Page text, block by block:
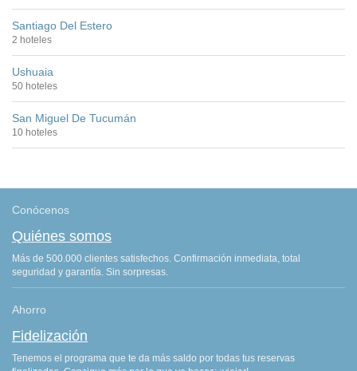
Santiago Del Estero
2 hoteles
Ushuaia
50 hoteles
San Miguel De Tucumán
10 hoteles
Conócenos
Quiénes somos
Más de 500.000 clientes satisfechos. Confirmación inmediata, total
seguridad y garantía. Sin sorpresas.
Ahorro
Fidelización
Tenemos el programa que te da más saldo por todas tus reservas